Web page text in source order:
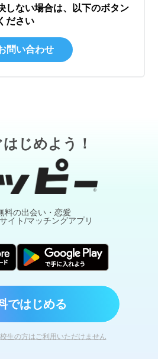
しない場合は、以下のボタン
ださい
問い合わせ
じめよう！
料の出会い・恋愛
イト/マッチングアプリ
ではじめる
生の方はご利用いただけません